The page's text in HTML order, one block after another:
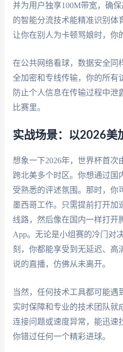
并为用户独享100M带宽，确
的智能分流技术能精准识别体
让你在别人为卡顿骂娘时，你
在公共网络看球，数据安全同
全加密和专线传输，你的所有
防止个人信息在传输过程中泄
比赛里。
实战场景：以2026美
想象一下2026年，世界杯首次
跨北美多个时区。你想通过国
受熟悉的评述氛围。那时，你
墨西哥工作。只需提前打开加
线路，然后像在国内一样打开
App。无论是小组赛的冷门对
刻，你都能享受到无延迟、高
说的直播，仿佛从未离开。
当然，任何技术工具都可能遇
实时保障和专业的技术团队就
连接问题或速度异常，能迅速
你错过任何一个精彩进球。